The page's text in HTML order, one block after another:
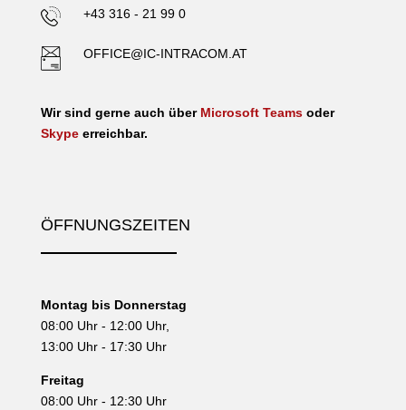
+43 316 - 21 99 0
OFFICE@IC-INTRACOM.AT
Wir sind gerne auch über Microsoft Teamsoder
Skypeerreichbar.
ÖFFNUNGSZEITEN
Montag bis Donnerstag
08:00 Uhr - 12:00 Uhr,
13:00 Uhr - 17:30 Uhr
Freitag
08:00 Uhr - 12:30 Uhr